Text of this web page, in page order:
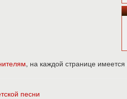
, на каждой странице имеется
песни